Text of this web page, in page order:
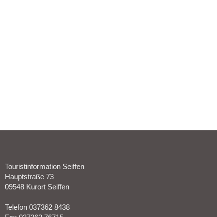
Touristinformation Seiffen
Hauptstraße 73
09548 Kurort Seiffen
Telefon 037362 8438